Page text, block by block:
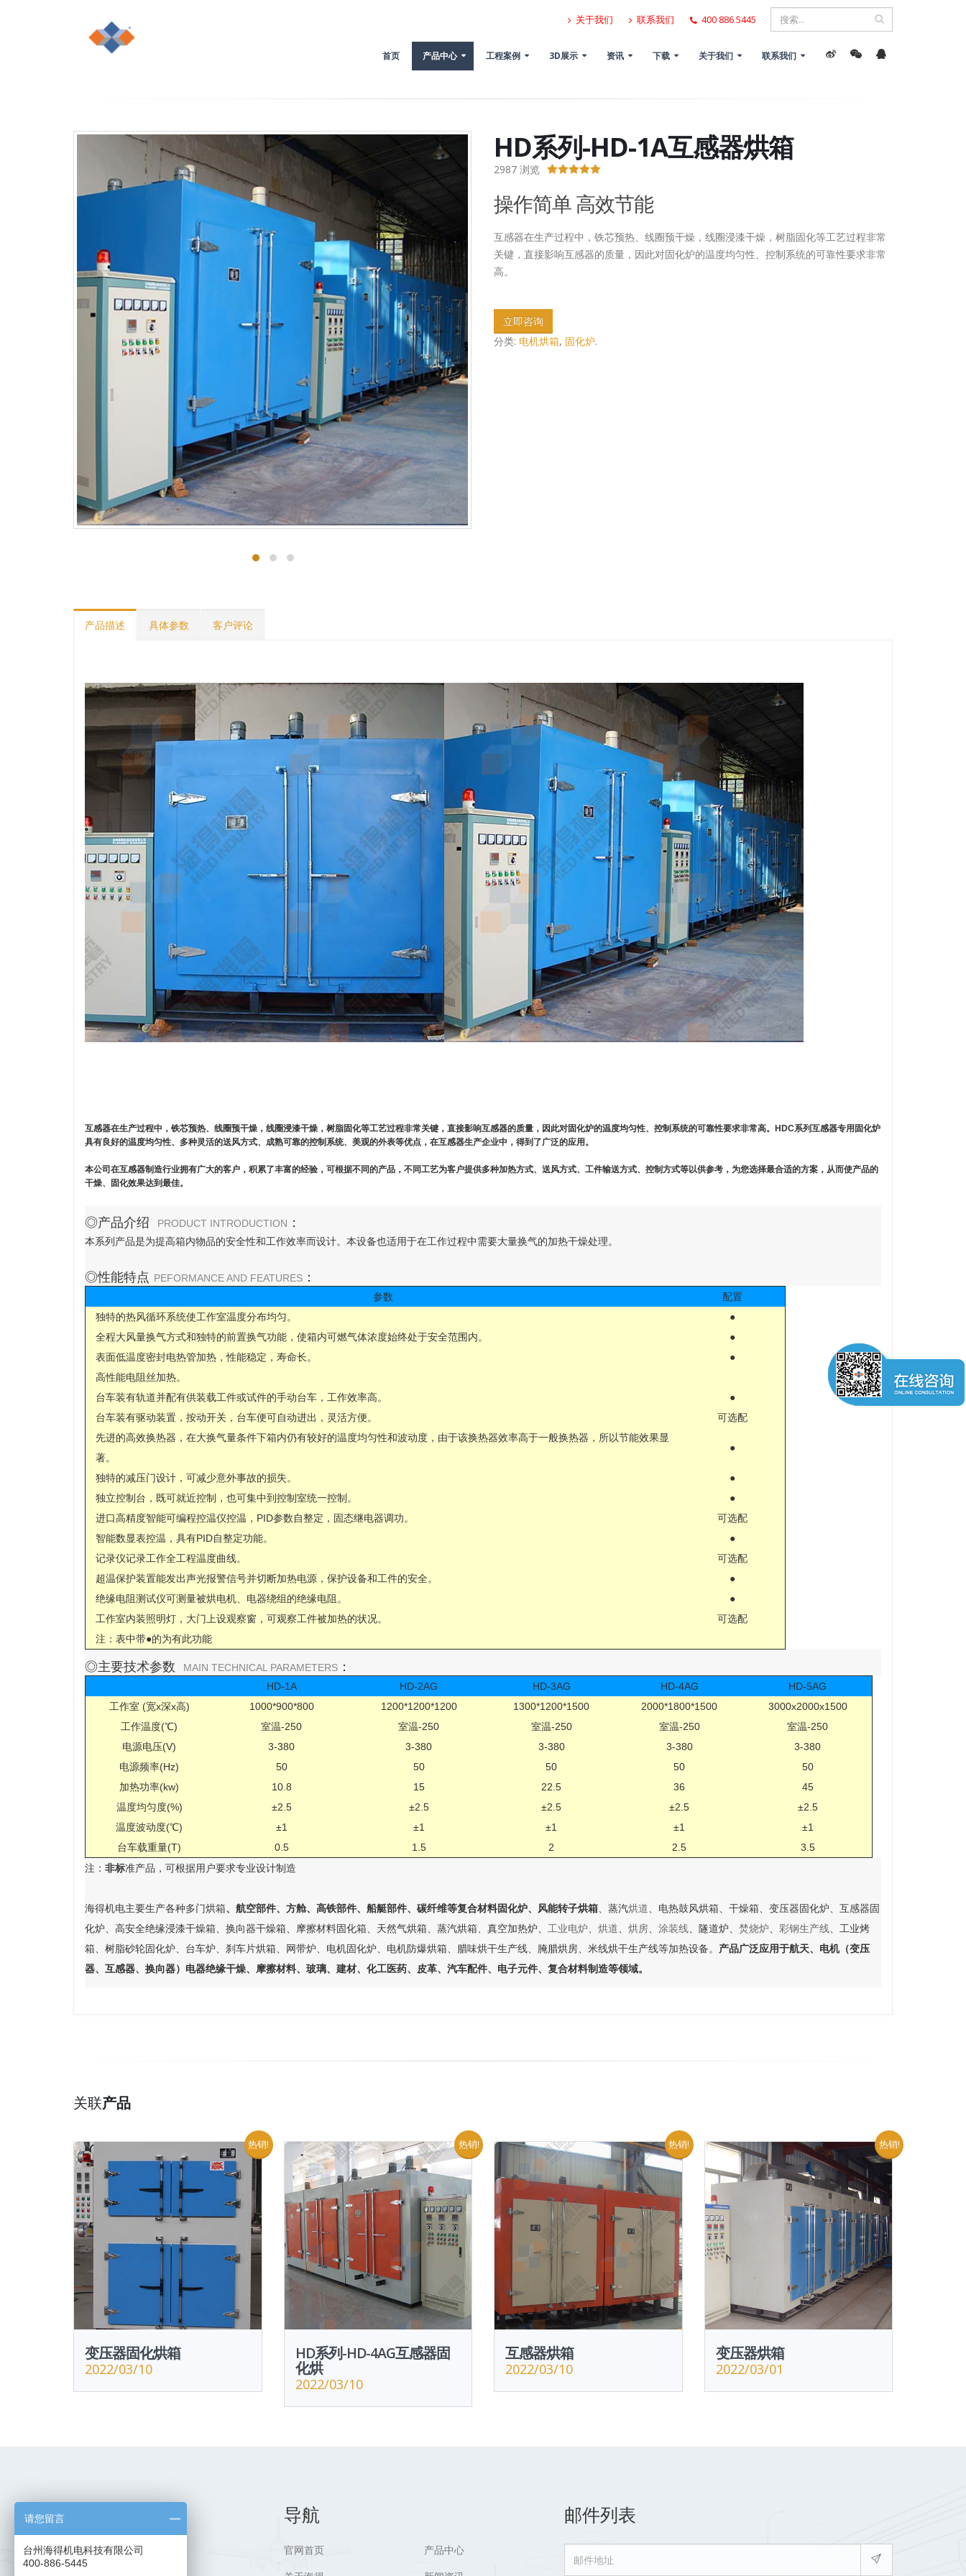
关于我们 联系我们 400 886 5445
首页 产品中心 工程案例 3D展示 资讯 下载 关于我们 联系我们
HD系列-HD-1A互感器烘箱
2987 浏览
操作简单 高效节能
互感器在生产过程中，铁芯预热、线圈预干燥，线圈浸漆干燥，树脂固化等工艺过程非常
关键，直接影响互感器的质量，因此对固化炉的温度均匀性、控制系统的可靠性要求非常
高。
立即咨询
分类: 电机烘箱, 固化炉.
产品描述 具体参数 客户评论
互感器在生产过程中，铁芯预热、线圈预干燥，线圈浸漆干燥，树脂固化等工艺过程非常关键，直接影响互感器的质量，因此对固化炉的温度均匀性、控制系统的可靠性要求非常高。 HDC系列互感器专用固化炉
具有良好的温度均匀性、多种灵活的送风方式、成熟可靠的控制系统、美观的外表等优点，在互感器生产企业中，得到了广泛的应用。
本公司在互感器制造行业拥有广大的客户，积累了丰富的经验，可根据不同的产品，不同工艺为客户提供多种加热方式、送风方式、工件输送方式、控制方式等以供参考，为您选择最合适的方案，从而使产品的
干燥、固化效果达到最佳。
◎产品介绍 PRODUCT INTRODUCTION ：
本系列产品是为提高箱内物品的安全性和工作效率而设计。本设备也适用于在工作过程中需要大量换气的加热干燥处理。
◎性能特点 PEFORMANCE AND FEATURES ：
参数
配置
独特的热风循环系统使工作室温度分布均匀。
●
全程大风量换气方式和独特的前置换气功能，使箱内可燃气体浓度始终处于安全范围内。
●
表面低温度密封电热管加热，性能稳定，寿命长。
●
高性能电阻丝加热。
台车装有轨道并配有供装载工件或试件的手动台车，工作效率高。
●
台车装有驱动装置，按动开关，台车便可自动进出，灵活方便。
可选配
先进的高效换热器，在大换气量条件下箱内仍有较好的温度均匀性和波动度，由于该换热器效率高于一般换热器，所以节能效果显
著。
●
独特的减压门设计，可减少意外事故的损失。
●
独立控制台，既可就近控制，也可集中到控制室统一控制。
●
进口高精度智能可编程控温仪控温，PID参数自整定，固态继电器调功。
可选配
智能数显表控温，具有PID自整定功能。
●
记录仪记录工作全工程温度曲线。
可选配
超温保护装置能发出声光报警信号并切断加热电源，保护设备和工件的安全。
●
绝缘电阻测试仪可测量被烘电机、电器绕组的绝缘电阻。
●
工作室内装照明灯，大门上设观察窗，可观察工件被加热的状况。
可选配
注：表中带●的为有此功能
◎主要技术参数 MAIN TECHNICAL PARAMETERS ：
HD-1A HD-2AG HD-3AG HD-4AG
HD-5AG
工作室 (宽x深x高)
1000*900*800 1200*1200*1200 1300*1200*1500 2000*1800*1500
3000x2000x1500
工作温度(℃)
室温-250 室温-250 室温-250 室温-250
室温-250
电源电压(V)
3-380 3-380 3-380 3-380
3-380
电源频率(Hz)
50 50 50 50
50
加热功率(kw)
10.8 15 22.5 36
45
温度均匀度(%)
±2.5 ±2.5 ±2.5 ±2.5
±2.5
温度波动度(℃)
±1 ±1 ±1 ±1
±1
台车载重量(T)
0.5 1.5 2 2.5
3.5
注： 非标准产品，可根据用户要求专业设计制造
海得机电主要生产各种多门烘箱、航空部件、方舱、高铁部件、船艇部件、碳纤维等复合材料固化炉、风能转子烘箱 、蒸汽烘道 、电热鼓风烘箱、干燥箱、变压器固化炉、互感器固
化炉、高安全绝缘浸漆干燥箱、换向器干燥箱、摩擦材料固化箱、天然气烘箱、蒸汽烘箱、真空加热炉、 工业电炉 烘道 烘房 涂装线 、隧道炉、 焚烧炉 彩钢生产线 、工业烤
箱、树脂砂轮固化炉、台车炉、刹车片烘箱、网带炉、电机固化炉、电机防爆烘箱、腊味烘干生产线、腌腊烘房、米线烘干生产线等加热设备。 产品广泛应用于航天、电机（变压
器、互感器、换向器）电器绝缘干燥、摩擦材料、玻璃、建材、化工医药、皮革、汽车配件、电子元件、复合材料制造等领域。
关联产品
热销!
变压器固化烘箱
2022/03/10
热销!
HD系列-HD-4AG互感器固
化烘
2022/03/10
热销!
互感器烘箱
2022/03/10
热销!
变压器烘箱
2022/03/01
导航
官网首页
产品中心
邮件列表
请您留言
台州海得机电科技有限公司
400-886-5445